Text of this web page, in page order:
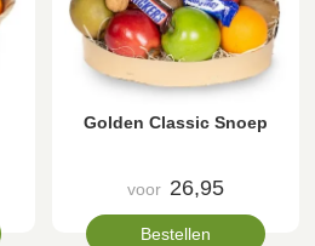
Golden Classic Snoep
voor 26,95
Bestellen